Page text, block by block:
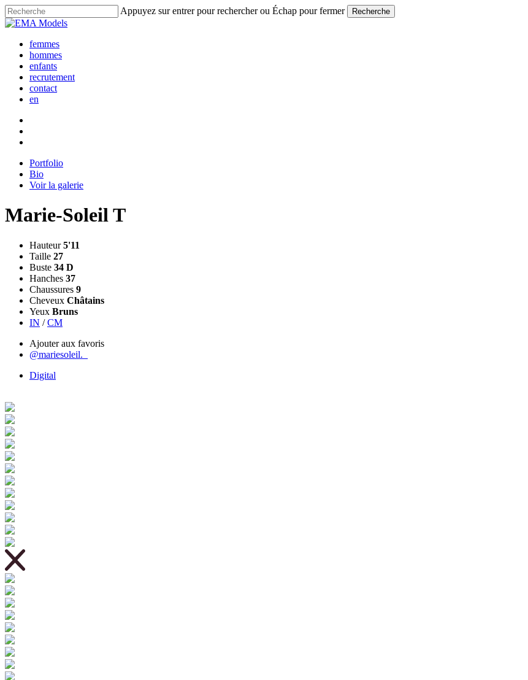
Skip
to
content
Appuyez sur entrer pour rechercher ou Échap pour fermer Recherche
Fermer
recherchefemmes
hommes
enfants
recrutement
contact
en
Portfolio
Bio
Voir la galerie
Marie-Soleil T
Hauteur 5'11
Taille 27
Buste 34 D
Hanches 37
Chaussures 9
Cheveux Châtains
Yeux Bruns
IN /CM
Ajouter aux favoris
@mariesoleil._
Digital